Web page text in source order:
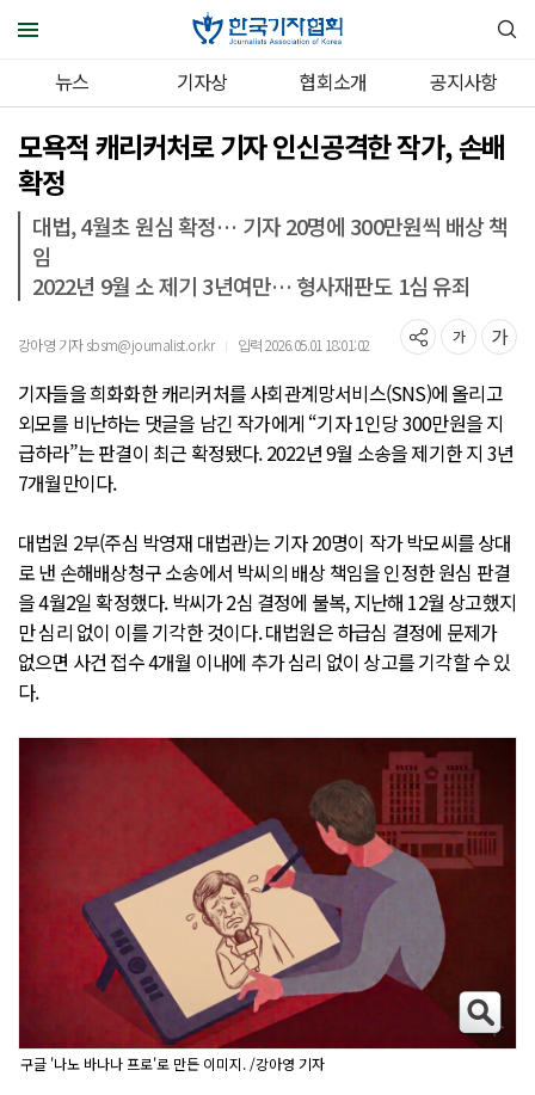
뉴스 기자상 협회소개 공지사항
모욕적 캐리커처로 기자 인신공격한 작가, 손배
확정
대법, 4월초 원심 확정… 기자 20명에 300만원씩 배상 책
임
2022년 9월 소 제기 3년여만… 형사재판도 1심 유죄
강아영 기자 sbsm@journalist.or.kr ｜ 입력 2026.05.01 18:01:02
기자들을 희화화한 캐리커처를 사회관계망서비스(SNS)에 올리고
외모를 비난하는 댓글을 남긴 작가에게 “기자 1인당 300만원을 지
급하라”는 판결이 최근 확정됐다. 2022년 9월 소송을 제기한 지 3년
7개월만이다.
대법원 2부(주심 박영재 대법관)는 기자 20명이 작가 박모씨를 상대
로 낸 손해배상청구 소송에서 박씨의 배상 책임을 인정한 원심 판결
을 4월2일 확정했다. 박씨가 2심 결정에 불복, 지난해 12월 상고했지
만 심리 없이 이를 기각한 것이다. 대법원은 하급심 결정에 문제가
없으면 사건 접수 4개월 이내에 추가 심리 없이 상고를 기각할 수 있
다.
구글 '나노 바나나 프로'로 만든 이미지. /강아영 기자